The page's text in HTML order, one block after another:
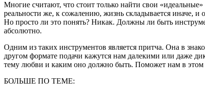
Многие считают, что стоит только найти свои «идеальные» отношения, как все проблемы решатся сами собой. В
реальности же, к сожалению, жизнь складывается иначе,
Но просто ли это понять? Никак. Должны ли быть
абсолютно.
Одним из таких инструментов является притча. Она в
другом формате подачи кажутся нам далекими или даже
тему любви и каким оно должно быть. Поможет нам в этом
БОЛЬШЕ ПО ТЕМЕ: